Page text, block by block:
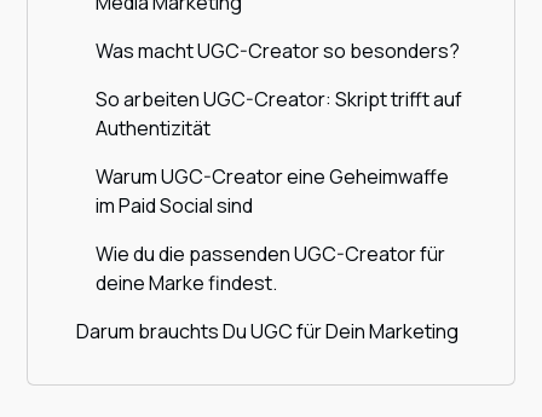
Was macht UGC-Creator so besonders?
So arbeiten UGC-Creator: Skript trifft auf
Authentizität
Warum UGC-Creator eine Geheimwaffe
im Paid Social sind
Wie du die passenden UGC-Creator für
deine Marke findest.
Darum brauchts Du UGC für Dein Marketing